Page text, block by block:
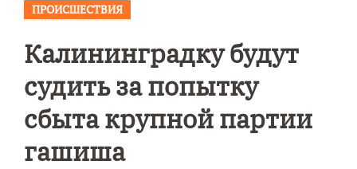
ПРОИСШЕСТВИЯ
Калининградку будут
судить за попытку
сбыта крупной партии
гашиша